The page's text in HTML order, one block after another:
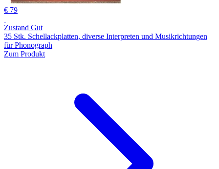
€ 79
Zustand Gut
35 Stk. Schellackplatten, diverse Interpreten und Musikrichtungen
für Phonograph
Zum Produkt